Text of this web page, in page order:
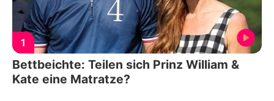
1
Bettbeichte: Teilen sich Prinz William &
Kate eine Matratze?